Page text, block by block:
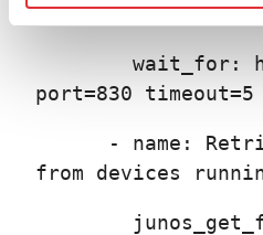
connectivity
wait_for:
port=830 timeout=5
- name:
from devices